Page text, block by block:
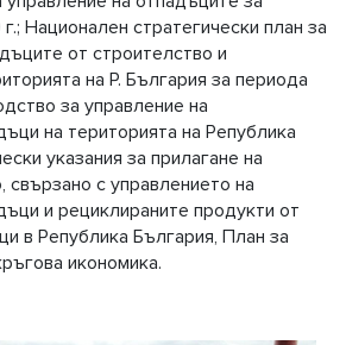
Национален стратегически план за
от строителство и
на Р. България за периода
за управление на
на територията на Република
указания за прилагане на
свързано с управлението на
и рециклираните продукти от
в Република България, План за
икономика.